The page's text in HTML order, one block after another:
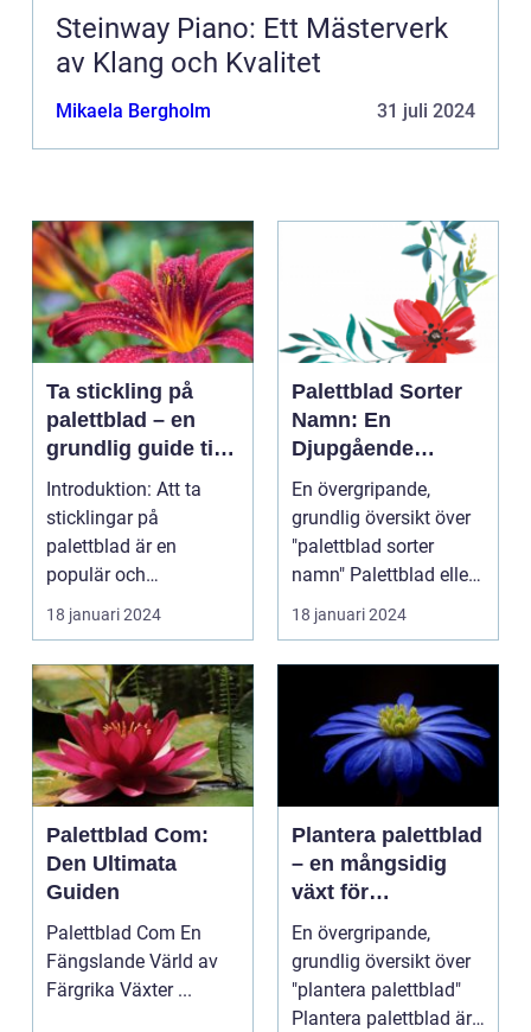
Steinway Piano: Ett Mästerverk
av Klang och Kvalitet
Mikaela Bergholm 31 juli 2024
Ta stickling på
palettblad – en
grundlig guide till
framgångsrik
förökning
Introduktion: Att ta
sticklingar på
palettblad är en
populär och
spännande metod för
att föröka och...
18 januari 2024
Palettblad Sorter
Namn: En
Djupgående
Översikt
En övergripande,
grundlig översikt över
"palettblad sorter
namn" Palettblad eller
Coleus är en popu...
18 januari 2024
Palettblad Com:
Den Ultimata
Guiden
Palettblad Com En
Fängslande Värld av
Färgrika Växter ...
Plantera palettblad
– en mångsidig
växt för
trädgårdsentusiast
En övergripande,
grundlig översikt över
"plantera palettblad"
Plantera palettblad är